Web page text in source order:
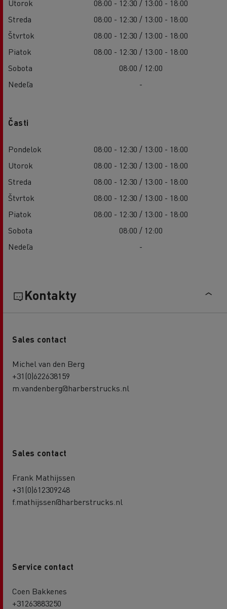
Utorok
08:00 - 12:30 / 13:00 - 18:00
Streda
08:00 - 12:30 / 13:00 - 18:00
Štvrtok
08:00 - 12:30 / 13:00 - 18:00
Piatok
08:00 - 12:30 / 13:00 - 18:00
Sobota
08:00 / 12:00
Nedeľa
-
Časti
Pondelok
08:00 - 12:30 / 13:00 - 18:00
Utorok
08:00 - 12:30 / 13:00 - 18:00
Streda
08:00 - 12:30 / 13:00 - 18:00
Štvrtok
08:00 - 12:30 / 13:00 - 18:00
Piatok
08:00 - 12:30 / 13:00 - 18:00
Sobota
08:00 / 12:00
Nedeľa
-
Kontakty
Sales contact
Michel van den Berg
+31(0)622638159
m.vandenberg@harberstrucks.nl
Sales contact
Frank Mathijssen
+31(0)612309248
f.mathijssen@harberstrucks.nl
Service contact
Coen Bakkenes
+31263883250